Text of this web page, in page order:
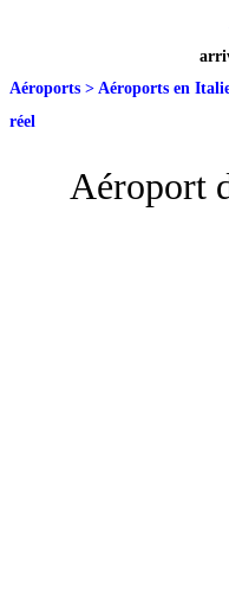
Aéroports > Aéroports en
réel
Aéroport